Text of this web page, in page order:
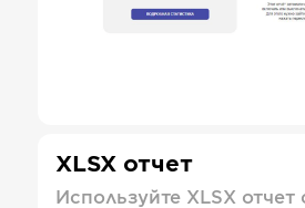
XLSX отчет
Используйте XLSX